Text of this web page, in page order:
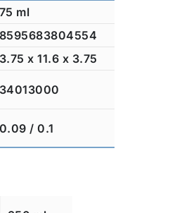
75 ml
8595683804554
3.75 x 11.6 x 3.75
34013000
0.09 / 0.1